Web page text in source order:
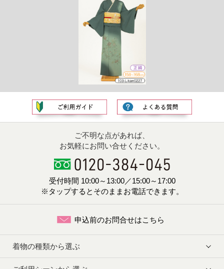
ご不明な点があれば、
お気軽にお問い合せください。
受付時間 10:00～13:00／15:00～17:00
※タップするとそのままお電話できます。
申込前のお問合せはこちら
着物の種類から選ぶ